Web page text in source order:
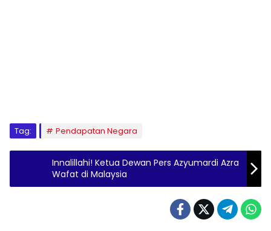
Tag: Pendapatan Negara
Innalillahi! Ketua Dewan Pers Azyumardi Azra
Wafat di Malaysia